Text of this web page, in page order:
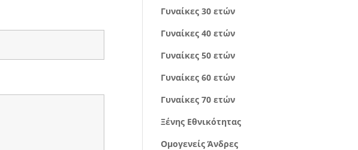
Γυναίκες 30 ετών
Γυναίκες 40 ετών
Γυναίκες 50 ετών
Γυναίκες 60 ετών
Γυναίκες 70 ετών
Ξένης Εθνικότητας
Ομογενείς Άνδρες